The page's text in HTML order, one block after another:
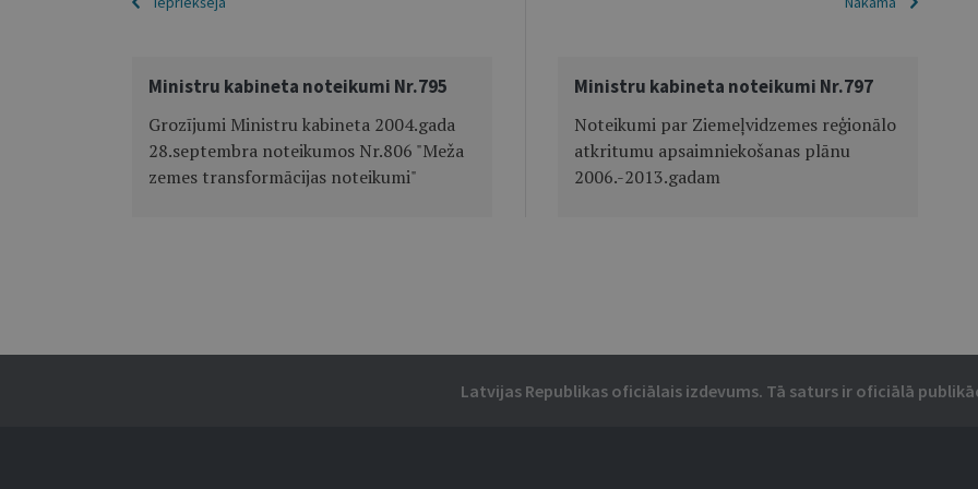
Ministru kabineta noteikumi Nr.795
Grozījumi Ministru kabineta 2004.gada
28.septembra noteikumos Nr.806 "Meža
zemes transformācijas noteikumi"
Ministru kabineta noteikumi Nr.797
Noteikumi par Ziemeļvidzemes reģionālo
atkritumu apsaimniekošanas plānu
2006.-2013.gadam
Latvijas Republikas oficiālais izdevums. Tā saturs ir oficiālā